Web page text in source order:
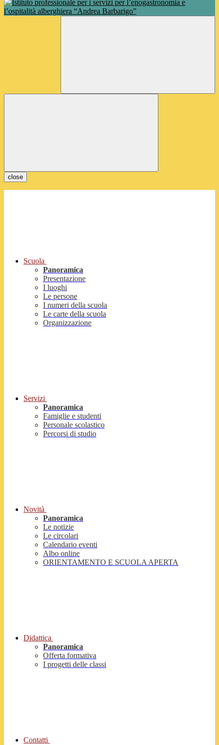
close
Scuola
Panoramica
Presentazione
I luoghi
Le persone
I numeri della scuola
Le carte della scuola
Organizzazione
Servizi
Panoramica
Famiglie e studenti
Personale scolastico
Percorsi di studio
Novità
Panoramica
Le notizie
Le circolari
Calendario eventi
Albo online
ORIENTAMENTO E SCUOLA APERTA
Didattica
Panoramica
Offerta formativa
I progetti delle classi
Contatti